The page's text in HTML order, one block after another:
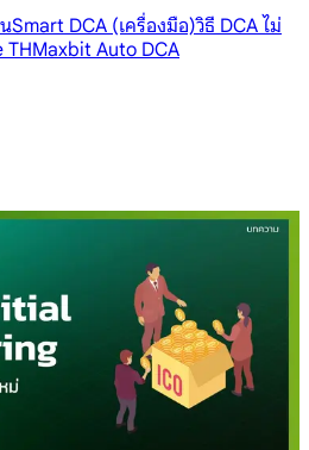
Smart DCA (เครื่องมือ)วิธี DCA ไม่
THMaxbit Auto DCA